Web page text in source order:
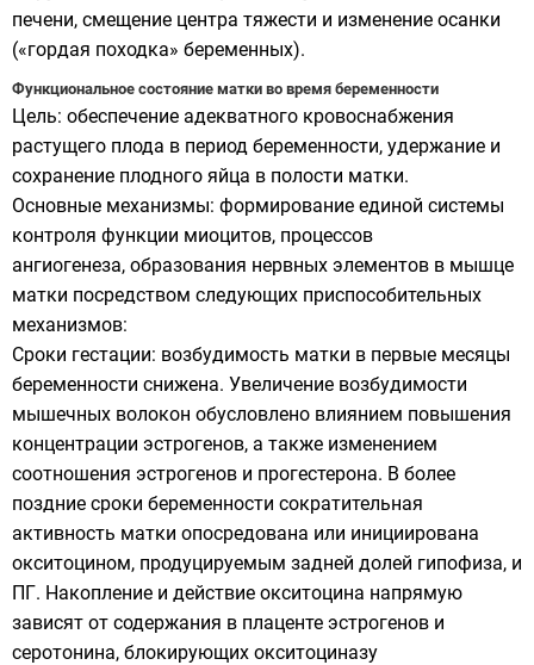
печени, смещение центра тяжести и изменение осанки
(«гордая походка» беременных).
Функциональное состояние матки во время беременности
Цель: обеспечение адекватного кровоснабжения
растущего плода в период беременности, удержание и
сохранение плодного яйца в полости матки.
Основные механизмы: формирование единой системы
контроля функции миоцитов, процессов
ангиогенеза, образования нервных элементов в мышце
матки посредством следующих приспособительных
механизмов:
Сроки гестации: возбудимость матки в первые месяцы
беременности снижена. Увеличение возбудимости
мышечных волокон обусловлено влиянием повышения
концентрации эстрогенов, а также изменением
соотношения эстрогенов и прогестерона. В более
поздние сроки беременности сократительная
активность матки опосредована или инициирована
окситоцином, продуцируемым задней долей гипофиза, и
ПГ. Накопление и действие окситоцина напрямую
зависят от содержания в плаценте эстрогенов и
серотонина, блокирующих окситоциназу